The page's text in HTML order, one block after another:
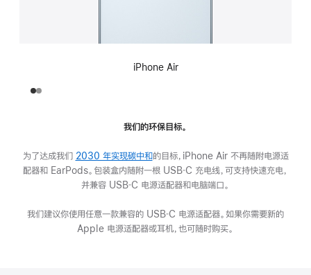
iPhone Air
我们的环保目标。
为了达成我们 2030 年实现碳中和的目标，iPhone Air 不再随附电源适
配器和 EarPods。包装盒内随附一根 USB‑C 充电线，可支持快速充电，
并兼容 USB‑C 电源适配器和电脑端口。
我们建议你使用任意一款兼容的 USB‑C 电源适配器。如果你需要新的
Apple 电源适配器或耳机，也可随时购买。